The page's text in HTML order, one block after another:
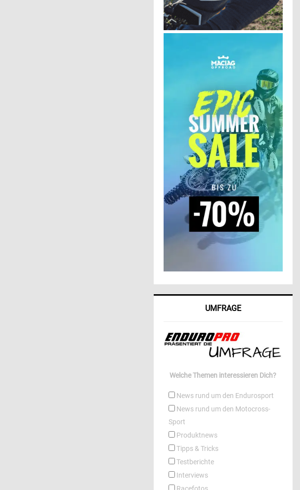
UMFRAGE
Welche Themen interessieren Dich?
News rund um den Endurosport
News rund um den Motocross-
Sport
Produktnews
Tipps & Tricks
Testberichte
Interviews